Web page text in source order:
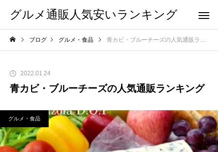
グルメ通販人気安いランキング
ブログ グルメ・食品 青カビ・ブルーチーズの人気通販ランキング
2022.01.24
青カビ・ブルーチーズの人気通販ランキング
グルメ・食品